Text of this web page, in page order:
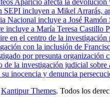
Aparicio afecta la
SEPI incluyen a Mikel Arrarás,
Nacional incluye a José Ramón
incluye a María Teresa Castillo
en el centro de la
con la inclusión de
por presunta organización
de la investigación judicial
inocencia y denuncia
Kantipur Themes. Todos los